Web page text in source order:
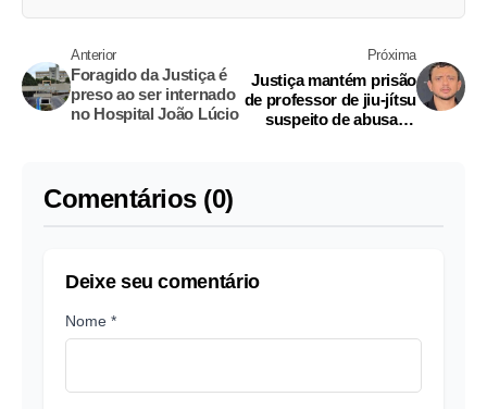
Anterior
Foragido da Justiça é
preso ao ser internado
no Hospital João Lúcio
Próxima
Justiça mantém prisão
de professor de jiu-jítsu
suspeito de abusar e
Comentários (0)
Deixe seu comentário
Nome *